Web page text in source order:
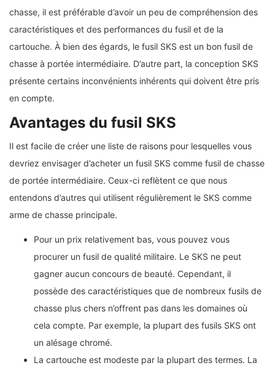
chasse, il est préférable d’avoir un peu de compréhension des
caractéristiques et des performances du fusil et de la
cartouche. À bien des égards, le fusil SKS est un bon fusil de
chasse à portée intermédiaire. D’autre part, la conception SKS
présente certains inconvénients inhérents qui doivent être pris
en compte.
Avantages du fusil SKS
Il est facile de créer une liste de raisons pour lesquelles vous
devriez envisager d’acheter un fusil SKS comme fusil de chasse
de portée intermédiaire. Ceux-ci reflètent ce que nous
entendons d’autres qui utilisent régulièrement le SKS comme
arme de chasse principale.
Pour un prix relativement bas, vous pouvez vous
procurer un fusil de qualité militaire. Le SKS ne peut
gagner aucun concours de beauté. Cependant, il
possède des caractéristiques que de nombreux fusils de
chasse plus chers n’offrent pas dans les domaines où
cela compte. Par exemple, la plupart des fusils SKS ont
un alésage chromé.
La cartouche est modeste par la plupart des termes. La